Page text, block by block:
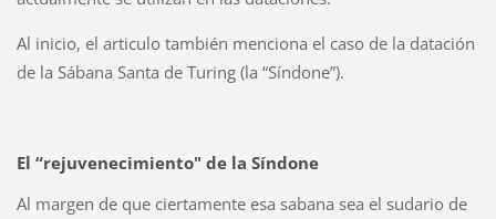
Al inicio, el articulotambién menciona el caso de la datación
de la Sábana Santa de Turing (la “Síndone”).
El “rejuvenecimiento" de la Síndone
Al margen de que ciertamente esa sabana sea el sudario de